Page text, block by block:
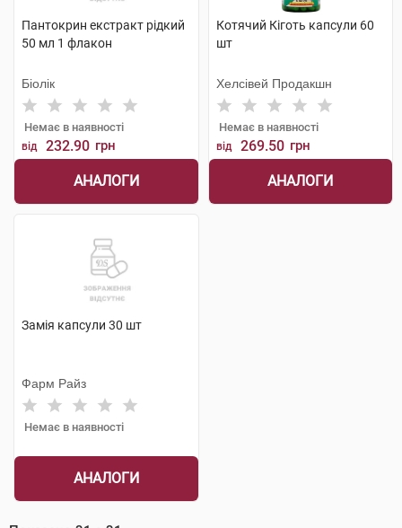
Пантокрин екстракт рідкий
50 мл 1 флакон
Біолік
Немає в наявності
від 232.90 грн
АНАЛОГИ
Котячий Кіготь капсули 60
шт
Хелсівей Продакшн
Немає в наявності
від 269.50 грн
АНАЛОГИ
Замія капсули 30 шт
Фарм Райз
Немає в наявності
АНАЛОГИ